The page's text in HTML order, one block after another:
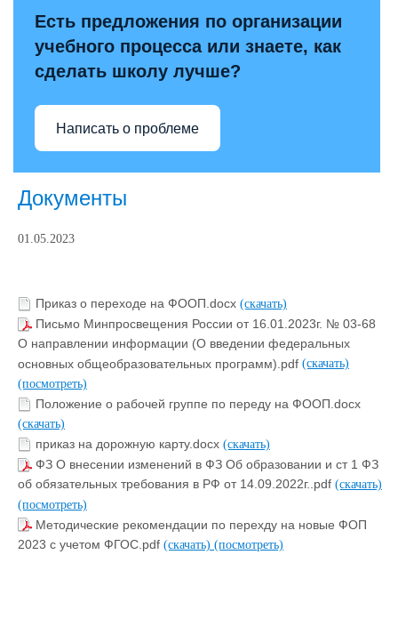
Есть предложения по организации
учебного процесса или знаете, как
сделать школу лучше?
Написать о проблеме
Документы
01.05.2023
Приказ о переходе на ФООП.docx (скачать)
Письмо Минпросвещения России от 16.01.2023г. № 03-68
О направлении информации (О введении федеральных
основных общеобразовательных программ).pdf (скачать)
(посмотреть)
Положение о рабочей группе по переду на ФООП.docx
(скачать)
приказ на дорожную карту.docx (скачать)
ФЗ О внесении изменений в ФЗ Об образовании и ст 1 ФЗ
об обязательных требования в РФ от 14.09.2022г..pdf (скачать)
(посмотреть)
Методические рекомендации по перехду на новые ФОП
2023 с учетом ФГОС.pdf (скачать) (посмотреть)